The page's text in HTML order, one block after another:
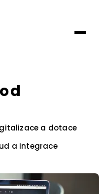
a dotace
a integrace